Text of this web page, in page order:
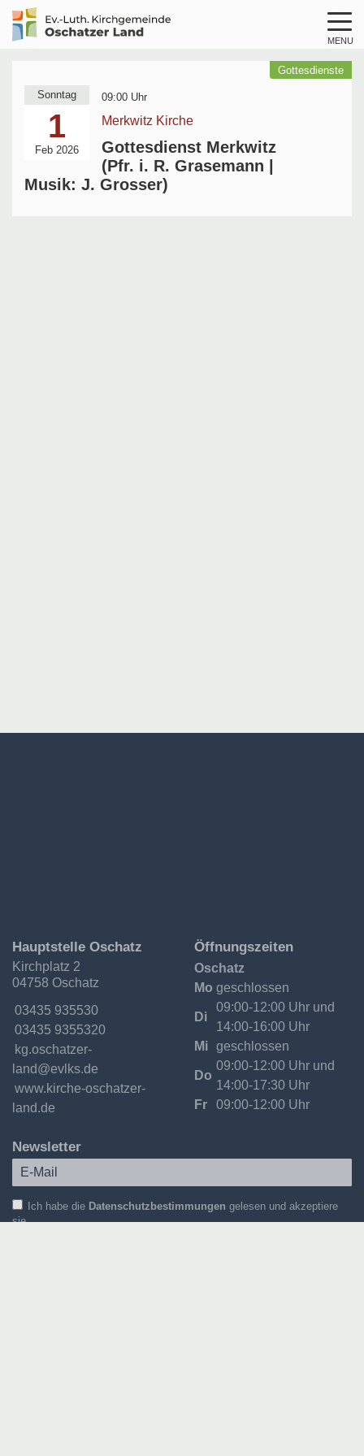
Oschatzer
Land
MENU
Gottesdienste
Sonntag
1
Feb 2026
09:00 Uhr
Merkwitz Kirche
Gottesdienst Merkwitz
(Pfr. i. R. Grasemann |
Musik: J. Grosser)
Ev.-
Luth.
Kirchgemeinde
Oschatzer
Hauptstelle Oschatz
Kirchplatz 2
04758 Oschatz
Telefon:
03435 935530
Fax:
03435 9355320
Email:
kg.oschatzer-
land@evlks.de
Internet:
www.kirche-oschatzer-
land.de
Öffnungszeiten
Oschatz
Mo geschlossen
Di
09:00-12:00 Uhr und
14:00-16:00 Uhr
Mi geschlossen
Do
09:00-12:00 Uhr und
14:00-17:30 Uhr
Fr
09:00-12:00 Uhr
Newsletter
Ich habe die Datenschutzbestimmungen gelesen und akzeptiere
sie.